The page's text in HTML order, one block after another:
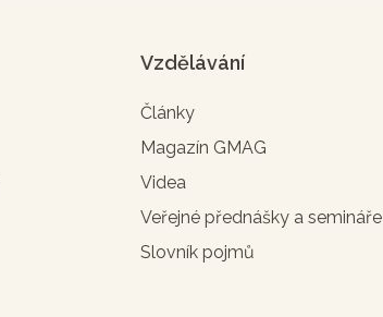
Vzdělávání
Články
Magazín GMAG
Videa
Veřejné přednášky a semináře
Slovník pojmů